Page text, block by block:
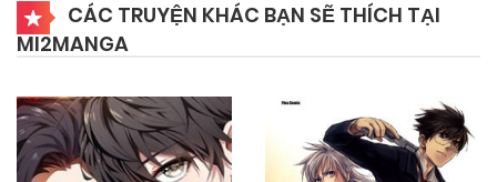
CÁC TRUYỆN KHÁC BẠN SẼ THÍCH TẠI
MI2MANGA